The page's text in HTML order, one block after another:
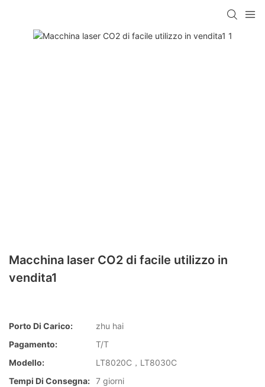
Macchina laser CO2 di facile utilizzo in
vendita1
Porto Di Carico:
zhu hai
Pagamento:
T/T
Modello:
LT8020C，LT8030C
Tempi Di Consegna: 7 giorni